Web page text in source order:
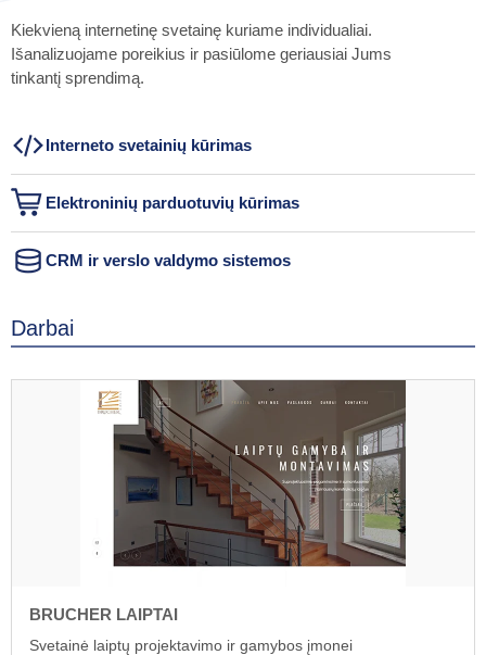
Kiekvieną internetinę svetainę kuriame individualiai.
Išanalizuojame poreikius ir pasiūlome geriausiai Jums
tinkantį sprendimą.
Interneto svetainių kūrimas
Elektroninių parduotuvių kūrimas
CRM ir verslo valdymo sistemos
Darbai
BRUCHER LAIPTAI
Svetainė laiptų projektavimo ir gamybos įmonei